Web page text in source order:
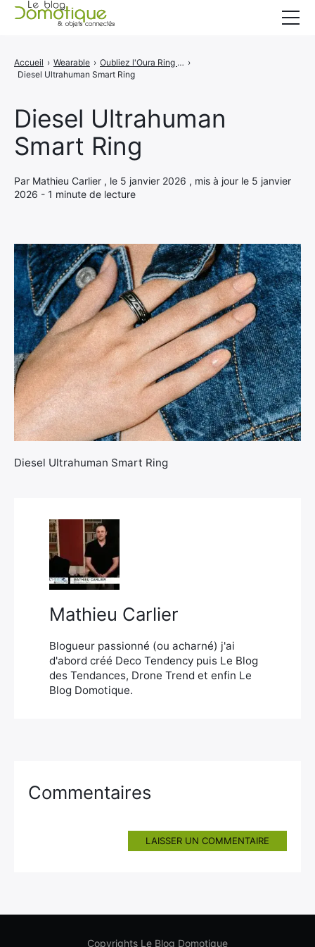
Diesel Ultrahuman
Smart Ring
Par Mathieu Carlier , le 5 janvier 2026 , mis à jour le 5 janvier
2026 - 1 minute de lecture
Accueil › Wearable › Oubliez l'Oura Ring : cette bague Diesel est plus belle (et sans abonnement mensuel) ›
Diesel Ultrahuman Smart Ring
Diesel Ultrahuman Smart Ring
Mathieu Carlier
Blogueur passionné (ou acharné) j'ai
d'abord créé Deco Tendency puis Le Blog
des Tendances, Drone Trend et enfin Le
Blog Domotique.
Commentaires
LAISSER UN COMMENTAIRE
Catégories
A propos
CONTACT
Copyrights Le Blog Domotique
×
Rechercher
: